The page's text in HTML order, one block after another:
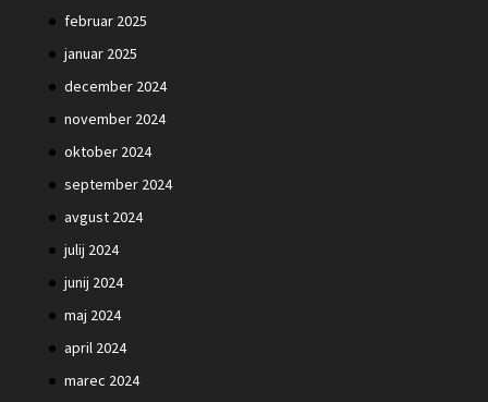
februar 2025
januar 2025
december 2024
november 2024
oktober 2024
september 2024
avgust 2024
julij 2024
junij 2024
maj 2024
april 2024
marec 2024